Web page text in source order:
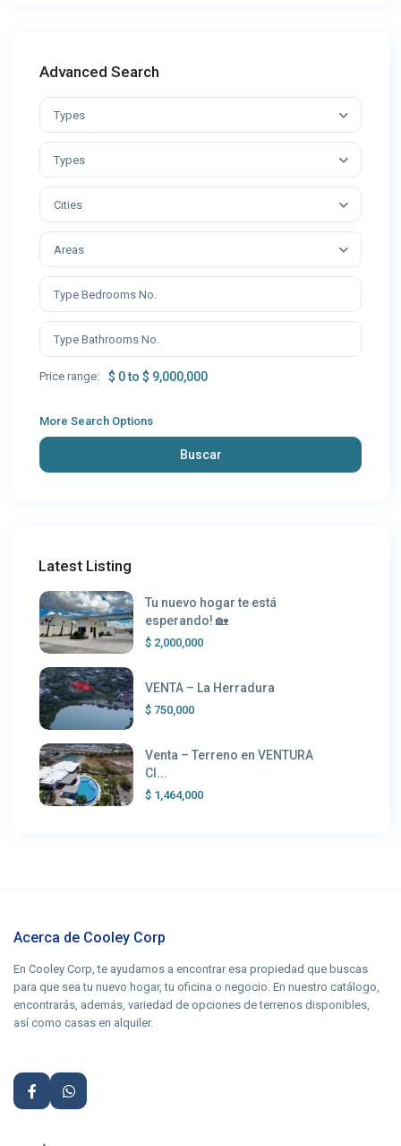
Advanced Search
Types
Types
Cities
Areas
Price range: $ 0 to $ 9,000,000
More Search Options
Buscar
Latest Listing
Tu nuevo hogar te está
esperando! 🏡
$ 2,000,000
VENTA – La Herradura
$ 750,000
Venta – Terreno en VENTURA
Cl...
$ 1,464,000
Acerca de Cooley Corp
En Cooley Corp, te ayudamos a encontrar esa propiedad que buscas
para que sea tu nuevo hogar, tu oficina o negocio. En nuestro catálogo,
encontrarás, además, variedad de opciones de terrenos disponibles,
así como casas en alquiler.